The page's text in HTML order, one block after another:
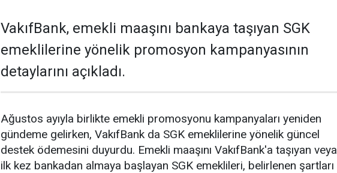
VakıfBank, emekli maaşını bankaya taşıyan SGK
emeklilerine yönelik promosyon kampanyasının
detaylarını açıkladı.
Ağustos ayıyla birlikte emekli promosyonu kampanyaları yeniden
gündeme gelirken, VakıfBank da SGK emeklilerine yönelik güncel
destek ödemesini duyurdu. Emekli maaşını VakıfBank'a taşıyan veya
ilk kez bankadan almaya başlayan SGK emeklileri, belirlenen şartları